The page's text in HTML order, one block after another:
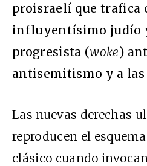
proisraelí que trafica
influyentísimo judío
progresista (woke)
antisemitismo y a las
Las nuevas derechas
reproducen el
clásico cuando